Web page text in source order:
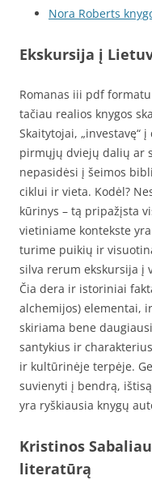
Nora Roberts
Ekskursija į
Romanas iii pdf
tačiau realios knygos
Skaitytojai, „investavę“
pirmųjų dviejų dalių ar
nepasidėsi į šeimos
ciklui ir vieta. Kodėl?
kūrinys – tą pripažįsta
vietiniame kontekste
turime puikių ir
silva rerum ekskursija į
Čia dera ir istoriniai
alchemijos) elementai,
skiriama bene
santykius ir
ir kultūrinėje terpėje.
suvienyti į bendrą,
yra ryškiausia knygų
Kristinos
literatūrą